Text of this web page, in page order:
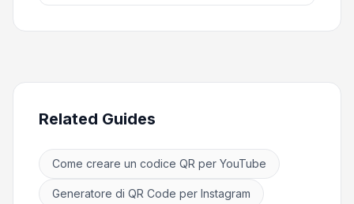
Related Guides
Come creare un codice QR per YouTube
Generatore di QR Code per Instagram